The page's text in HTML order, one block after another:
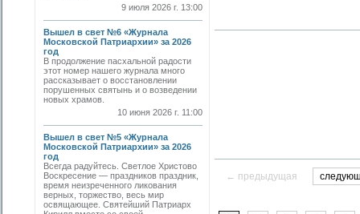
9 июля 2026 г. 13:00
Вышел в свет №6 «Журнала
Московской Патриархии» за 2026
год
В продолжение пасхальной радости
этот номер нашего журнала много
рассказывает о восстановлении
порушенных святынь и о возведении
новых храмов.
10 июня 2026 г. 11:00
Вышел в свет №5 «Журнала
Московской Патриархии» за 2026
год
Всегда радуйтесь. Светлое Христово
Воскресение — праздников праздник,
время неизреченного ликования
верных, торжество, весь мир
освящающее. Святейший Патриарх
← предыдущая